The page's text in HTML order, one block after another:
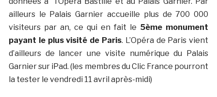
ailleurs le Palais Garnier accueille plus de 700 000
visiteurs par an, ce qui en fait le 5ème monument
payant le plus visité de Paris. L’Opéra de Paris vient
d’ailleurs de lancer une visite numérique du Palais
Garnier sur iPad. (les membres du Clic France pourront
la tester le vendredi 11 avril après-midi)